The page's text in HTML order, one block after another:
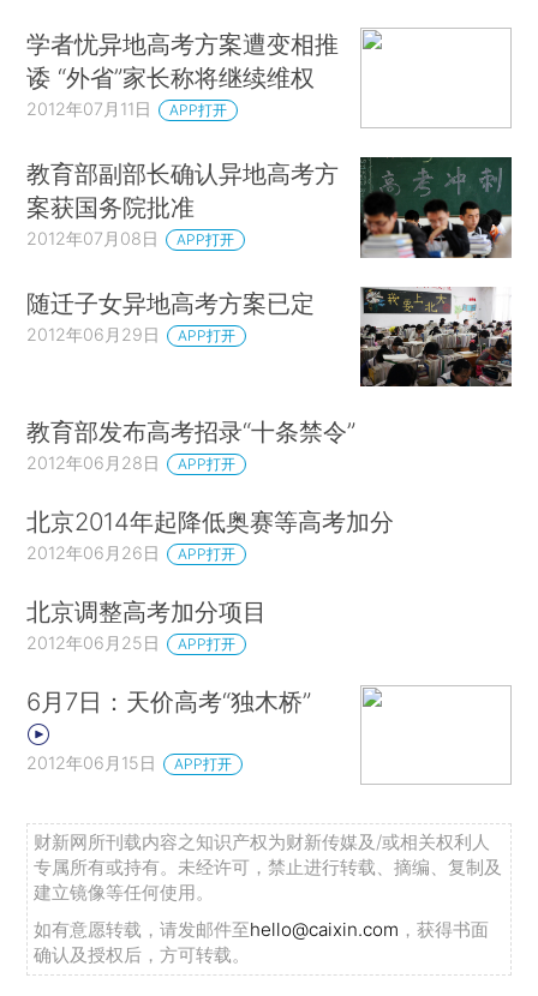
学者忧异地高考方案遭变相推
诿 “外省”家长称将继续维权
2012年07月11日 APP打开
教育部副部长确认异地高考方
案获国务院批准
2012年07月08日 APP打开
随迁子女异地高考方案已定
2012年06月29日 APP打开
教育部发布高考招录“十条禁令”
2012年06月28日 APP打开
北京2014年起降低奥赛等高考加分
2012年06月26日 APP打开
北京调整高考加分项目
2012年06月25日 APP打开
6月7日：天价高考“独木桥”
2012年06月15日 APP打开
财新网所刊载内容之知识产权为财新传媒及/或相关权利人
专属所有或持有。未经许可，禁止进行转载、摘编、复制及
建立镜像等任何使用。
如有意愿转载，请发邮件至hello@caixin.com ，获得书面
确认及授权后，方可转载。